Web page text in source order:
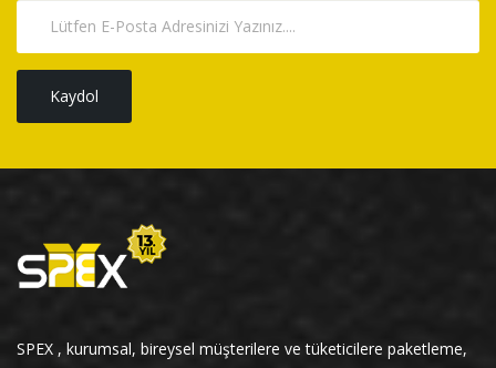
Kaydol
SPEX , kurumsal, bireysel müşterilere ve tüketicilere paketleme,